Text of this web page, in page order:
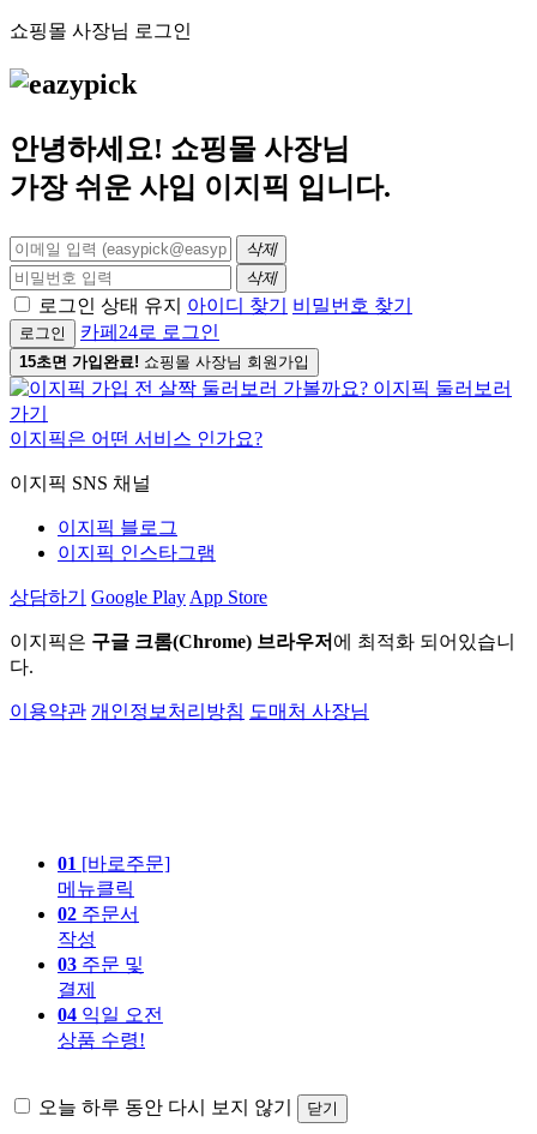
쇼핑몰 사장님 로그인
안녕하세요! 쇼핑몰 사장님
가장 쉬운 사입 이지픽 입니다.
삭제
삭제
로그인 상태 유지 아이디 찾기 비밀번호 찾기
로그인 카페24로 로그인
15초면 가입완료! 쇼핑몰 사장님 회원가입
이지픽은 어떤 서비스 인가요?
이지픽 SNS 채널
이지픽 블로그
이지픽 인스타그램
상담하기 Google Play App Store
이지픽은 구글 크롬(Chrome) 브라우저 에 최적화 되어있습니
다.
이용약관 개인정보처리방침 도매처 사장님
01 [바로주문]
메뉴클릭
02 주문서
작성
03 주문 및
결제
04 익일 오전
상품 수령!
오늘 하루 동안 다시 보지 않기 닫기